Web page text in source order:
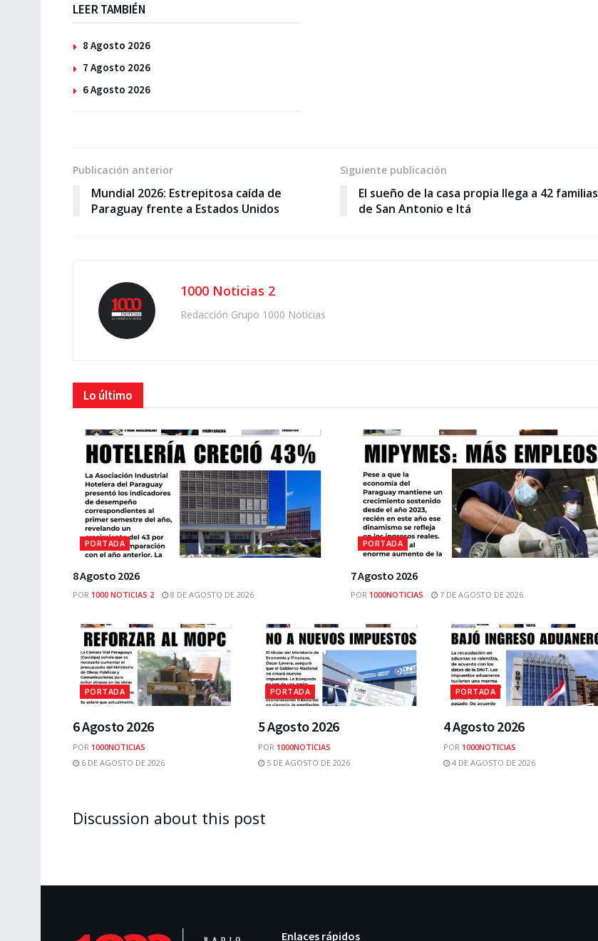
LEER TAMBIÉN
8 Agosto 2026
7 Agosto 2026
6 Agosto 2026
Publicación anterior
Mundial 2026: Estrepitosa caída de
Paraguay frente a Estados Unidos
Siguiente publicación
El sueño de la casa propia llega a 42 familias
de San Antonio e Itá
1000 Noticias 2
Redacción Grupo 1000 Noticias
Lo último
PORTADA
8 Agosto 2026
POR 1000 NOTICIAS 2 8 DE AGOSTO DE 2026
PORTADA
7 Agosto 2026
POR 1000NOTICIAS 7 DE AGOSTO DE 2026
PORTADA
6 Agosto 2026
POR 1000NOTICIAS
6 DE AGOSTO DE 2026
PORTADA
5 Agosto 2026
POR 1000NOTICIAS
5 DE AGOSTO DE 2026
PORTADA
4 Agosto 2026
POR 1000NOTICIAS
4 DE AGOSTO DE 2026
Discussion about this post
Enlaces rápidos